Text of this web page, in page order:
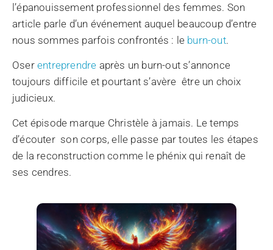
l’épanouissement professionnel des femmes. Son
article parle d’un événement auquel beaucoup d’entre
nous sommes parfois confrontés : le burn-out.
Oser entreprendre après un burn-out s’annonce
toujours difficile et pourtant s’avère être un choix
judicieux.
Cet épisode marque Christèle à jamais. Le temps
d’écouter son corps, elle passe par toutes les étapes
de la reconstruction comme le phénix qui renaît de
ses cendres.